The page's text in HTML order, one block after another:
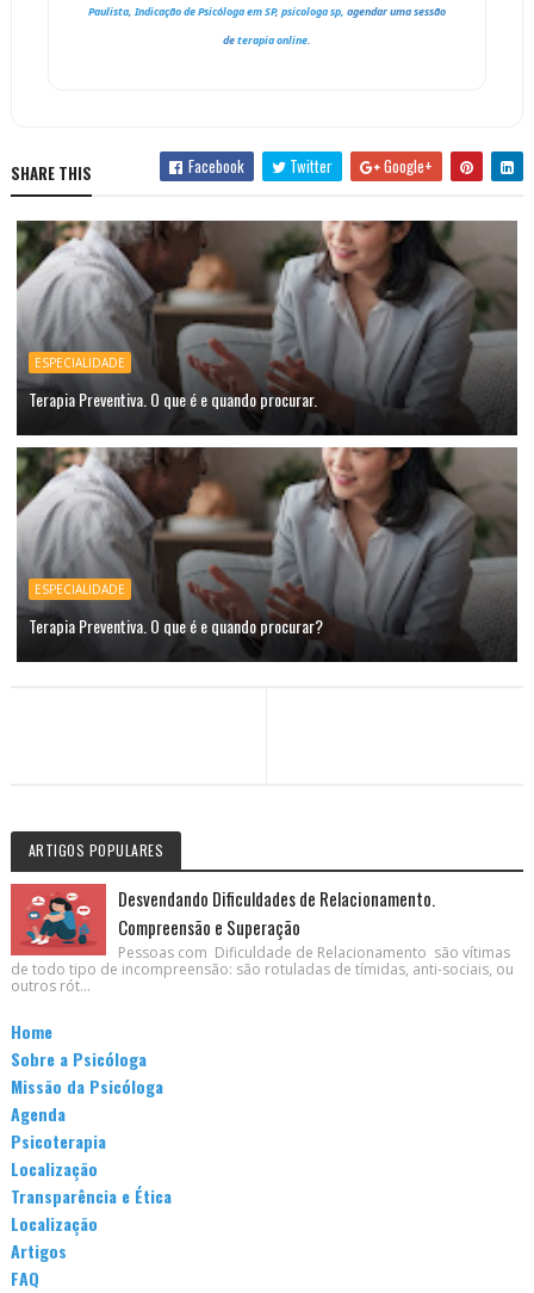
Paulista,Indicação de Psicóloga em SP, psicologa sp, agendar uma sessão
deterapia online.
SHARE THIS Facebook Twitter Google+
ESPECIALIDADE
Terapia Preventiva. O que é e quando procurar.
ESPECIALIDADE
Terapia Preventiva. O que é e quando procurar?
ARTIGOS POPULARES
Desvendando Dificuldades de Relacionamento.
Compreensão e Superação
Pessoas com Dificuldade de Relacionamento são vítimas
de todo tipo de incompreensão: são rotuladas de tímidas, anti-sociais, ou
outros rót...
Home
Sobre a Psicóloga
Missão da Psicóloga
Agenda
Psicoterapia
Localização
Transparência e Ética
Localização
Artigos
FAQ